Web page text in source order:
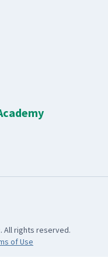
All rights reserved.
of Use